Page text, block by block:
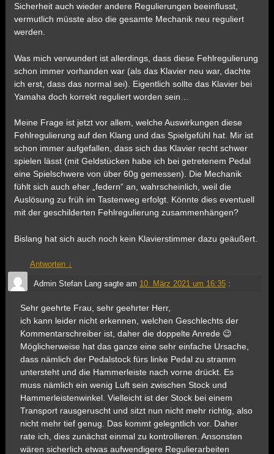
Sicherheit auch wieder andere Regulierungen beeinflusst,
vermutlich müsste also die gesamte Mechanik neu reguliert
werden.
Was mich verwundert ist allerdings, dass diese Fehlregulierung
schon immer vorhanden war (als das Klavier neu war, dachte
ich erst, dass das normal sei). Eigentlich sollte das Klavier bei
Yamaha doch korrekt reguliert worden sein…
Meine Frage ist jetzt vor allem, welche Auswirkungen diese
Fehlregulierung auf den Klang und das Spielgefühl hat. Mir ist
schon immer aufgefallen, dass sich das Klavier recht schwer
spielen lässt (mit Geldstücken habe ich bei getretenem Pedal
eine Spielschwere von über 60g gemessen). Die Mechanik
fühlt sich auch eher „federn“ an, wahrscheinlich, weil die
Auslösung zu früh im Tastenweg erfolgt. Könnte dies eventuell
mit der geschilderten Fehlregulierung zusammenhängen?
Bislang hat sich auch noch kein Klavierstimmer dazu geäußert.
Antworten ↓
Admin Stefan Langsagte am 10. März 2021 um 16:35 :
Sehr geehrte Frau, sehr geehrter Herr,
ich kann leider nicht erkennen, welchen Geschlechts der
Kommentarschreiber ist, daher die doppelte Anrede 😉
Möglicherweise hat das ganze eine sehr einfache Ursache,
dass nämlich der Pedalstock fürs linke Pedal zu stramm
untersteht und die Hammerleiste nach vorne drückt. Es
muss nämlich ein wenig Luft sein zwischen Stock und
Hammerleistenwinkel. Vielleicht ist der Stock bei einem
Transport rausgeruscht und sitzt nun nicht mehr richtig, also
nicht mehr tief genug. Das kommt gelegntlich vor. Daher
rate ich, dies zunächst einmal zu kontrollieren. Ansonsten
wären sicherlich etwas aufwendigere Regulierarbeiten